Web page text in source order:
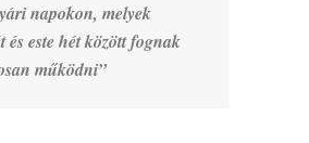
napokon, melyek
és este hét között fognak
működni”